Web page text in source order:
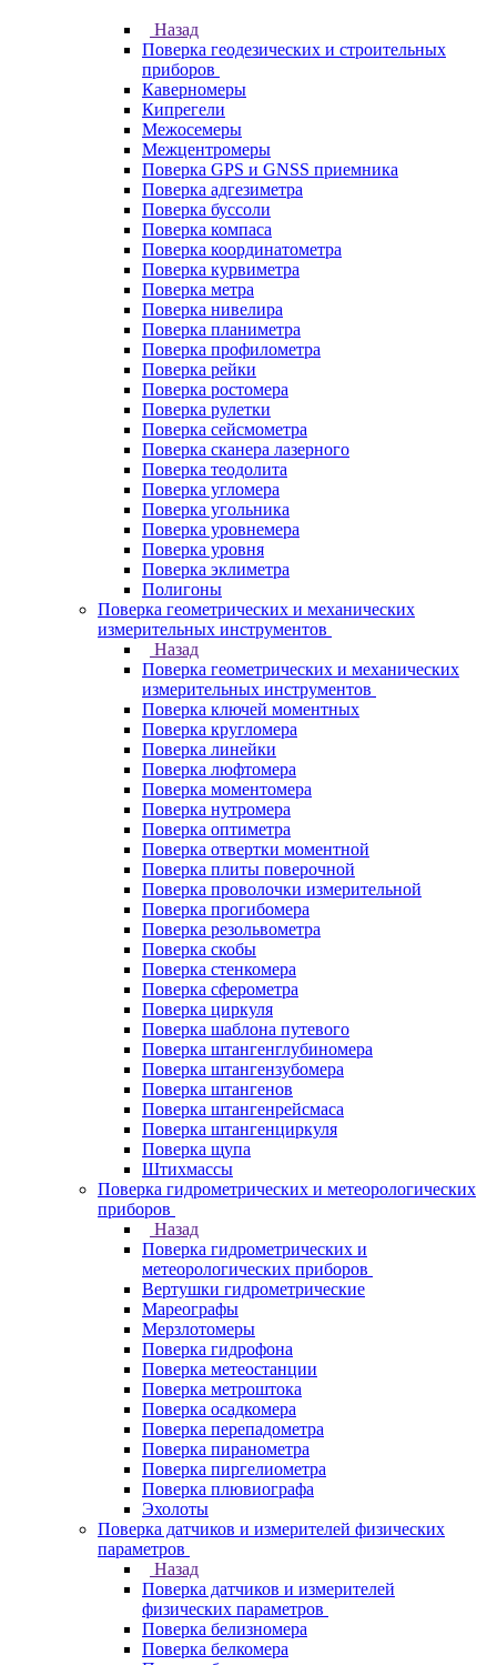
Назад
Поверка геодезических и строительных
приборов
Каверномеры
Кипрегели
Межосемеры
Межцентромеры
Поверка GPS и GNSS приемника
Поверка адгезиметра
Поверка буссоли
Поверка компаса
Поверка координатометра
Поверка курвиметра
Поверка метра
Поверка нивелира
Поверка планиметра
Поверка профилометра
Поверка рейки
Поверка ростомера
Поверка рулетки
Поверка сейсмометра
Поверка сканера лазерного
Поверка теодолита
Поверка угломера
Поверка угольника
Поверка уровнемера
Поверка уровня
Поверка эклиметра
Полигоны
Поверка геометрических и механических
измерительных инструментов
Назад
Поверка геометрических и механических
измерительных инструментов
Поверка ключей моментных
Поверка кругломера
Поверка линейки
Поверка люфтомера
Поверка моментомера
Поверка нутромера
Поверка оптиметра
Поверка отвертки моментной
Поверка плиты поверочной
Поверка проволочки измерительной
Поверка прогибомера
Поверка резольвометра
Поверка скобы
Поверка стенкомера
Поверка сферометра
Поверка циркуля
Поверка шаблона путевого
Поверка штангенглубиномера
Поверка штангензубомера
Поверка штангенов
Поверка штангенрейсмаса
Поверка штангенциркуля
Поверка щупа
Штихмассы
Поверка гидрометрических и метеорологических
приборов
Назад
Поверка гидрометрических и
метеорологических приборов
Вертушки гидрометрические
Мареографы
Мерзлотомеры
Поверка гидрофона
Поверка метеостанции
Поверка метроштока
Поверка осадкомера
Поверка перепадометра
Поверка пиранометра
Поверка пиргелиометра
Поверка плювиографа
Эхолоты
Поверка датчиков и измерителей физических
параметров
Назад
Поверка датчиков и измерителей
физических параметров
Поверка белизномера
Поверка белкомера